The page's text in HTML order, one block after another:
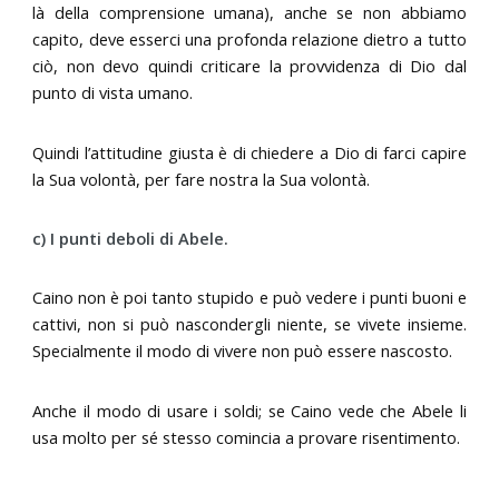
là della comprensione umana), anche se non abbiamo
capito, deve esserci una profonda relazione dietro a tutto
ciò, non devo quindi criticare la provvidenza di Dio dal
punto di vista umano.
Quindi l’attitudine giusta è di chiedere a Dio di farci capire
la Sua volontà, per fare nostra la Sua volontà.
c) I punti deboli di Abele.
Caino non è poi tanto stupido e può vedere i punti buoni e
cattivi, non si può nascondergli niente, se vivete insieme.
Specialmente il modo di vivere non può essere nascosto.
Anche il modo di usare i soldi; se Caino vede che Abele li
usa molto per sé stesso comincia a provare risentimento.